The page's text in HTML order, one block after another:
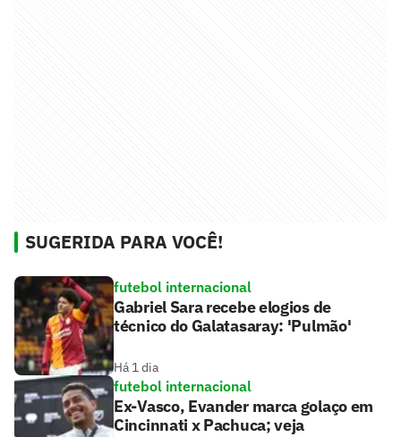
SUGERIDA PARA VOCÊ!
futebol internacional
Gabriel Sara recebe elogios de
técnico do Galatasaray: 'Pulmão'
Há 1 dia
futebol internacional
Ex-Vasco, Evander marca golaço em
Cincinnati x Pachuca; veja